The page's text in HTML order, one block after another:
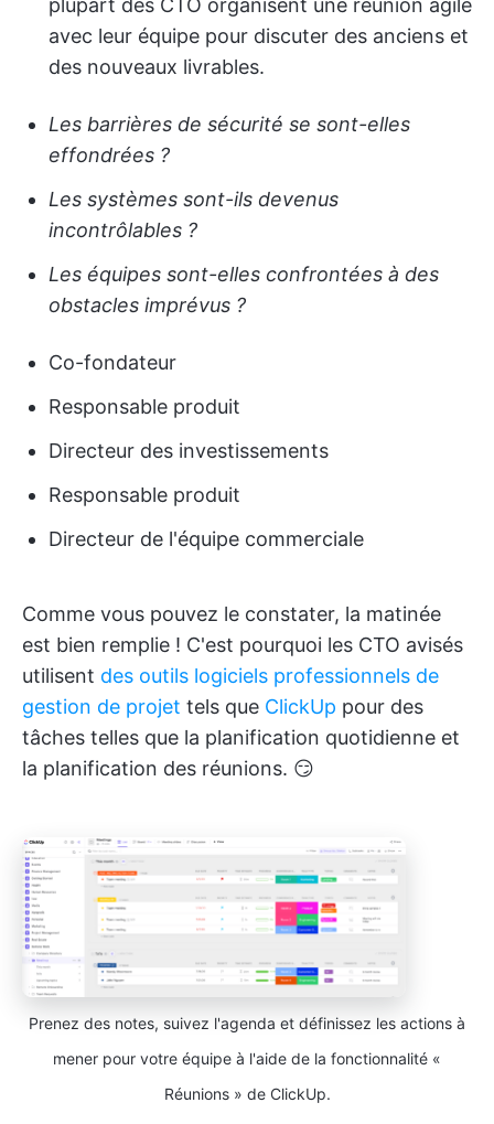
plupart des CTO organisent une réunion agile
avec leur équipe pour discuter des anciens et
des nouveaux livrables.
Les barrières de sécurité se sont-elles
effondrées ?
Les systèmes sont-ils devenus
incontrôlables ?
Les équipes sont-elles confrontées à des
obstacles imprévus ?
Co-fondateur
Responsable produit
Directeur des investissements
Responsable produit
Directeur de l'équipe commerciale
Comme vous pouvez le constater, la matinée
est bien remplie ! C'est pourquoi les CTO avisés
utilisent des outils logiciels professionnels de
gestion de projet tels que ClickUp pour des
tâches telles que la planification quotidienne et
la planification des réunions. 😏
Prenez des notes, suivez l'agenda et définissez les actions à
mener pour votre équipe à l'aide de la fonctionnalité «
Réunions » de ClickUp.